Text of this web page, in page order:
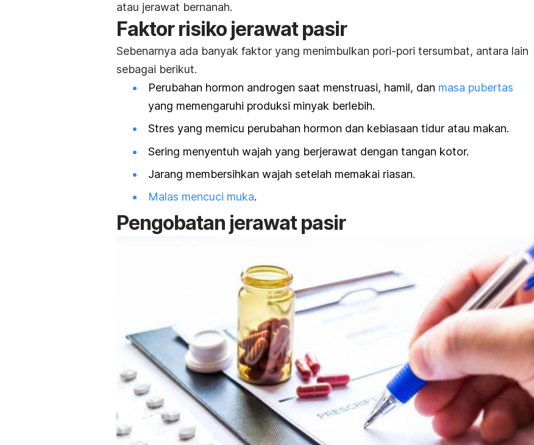
atau jerawat bernanah.
Faktor risiko jerawat pasir
Sebenarnya ada banyak faktor yang menimbulkan pori-pori tersumbat, antara lain
sebagai berikut.
Perubahan hormon androgen saat menstruasi, hamil, dan masa pubertas
yang memengaruhi produksi minyak berlebih.
Stres yang memicu perubahan hormon dan kebiasaan tidur atau makan.
Sering menyentuh wajah yang berjerawat dengan tangan kotor.
Jarang membersihkan wajah setelah memakai riasan.
Malas mencuci muka.
Pengobatan jerawat pasir